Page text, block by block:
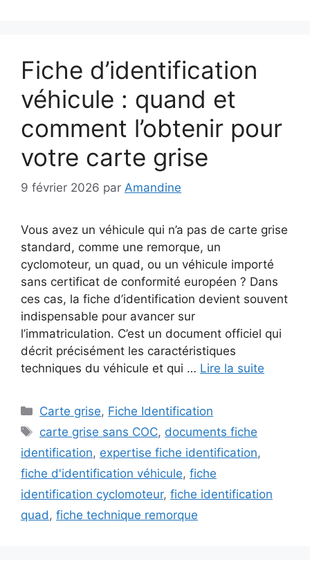
Fiche d’identification
véhicule : quand et
comment l’obtenir pour
votre carte grise
9 février 2026 par Amandine
Vous avez un véhicule qui n’a pas de carte grise
standard, comme une remorque, un
cyclomoteur, un quad, ou un véhicule importé
sans certificat de conformité européen ? Dans
ces cas, la fiche d’identification devient souvent
indispensable pour avancer sur
l’immatriculation. C’est un document officiel qui
décrit précisément les caractéristiques
techniques du véhicule et qui … Lire la suite
Catégories
Carte grise, Fiche Identification
Étiquettes
carte grise sans COC, documents fiche
identification, expertise fiche identification,
fiche d'identification véhicule, fiche
identification cyclomoteur, fiche identification
quad, fiche technique remorque